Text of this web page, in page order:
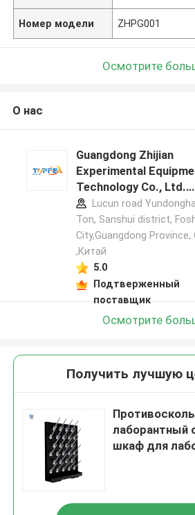
Номер модели ZHPG001
Осмотрите
О нас
Guangdong Zhijian
Experimental
Technology Co., Ltd.
профиль
Lucun road
Ton, Sanshui district,
City,Guangdong Province,
,Китай
5.0
Подтверженный
поставщик
Осмотрите
Получить лучшую
лаборантный
шкаф для